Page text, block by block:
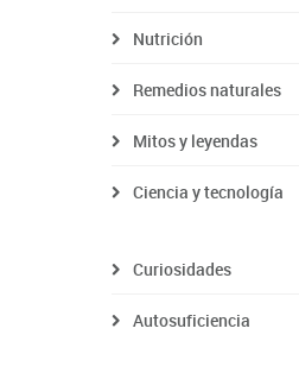
Nutrición
Remedios naturales
Mitos y leyendas
Ciencia y tecnología
Curiosidades
Autosuficiencia